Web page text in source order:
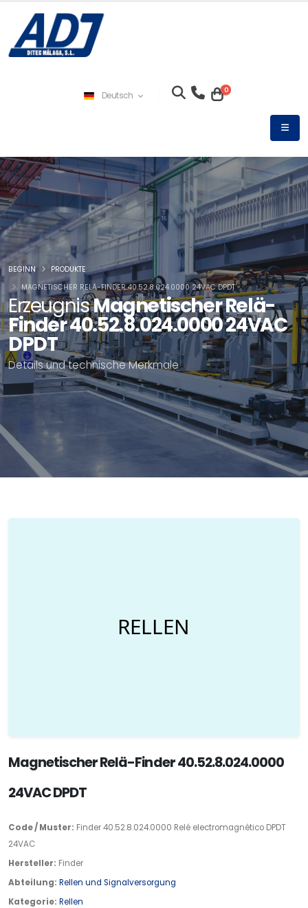
Deutsch 0
ErzeugnisMagnetischer Relä-
Finder 40.52.8.024.0000 24VAC
DPDT
Details und technische Merkmale
BEGINN
PRODUKTE
MAGNETISCHER RELÄ-FINDER 40.52.8.024.0000 24VAC DPDT
Magnetischer Relä-Finder 40.52.8.024.0000
24VAC DPDT
Code / Muster: Finder 40.52.8.024.0000 Relé electromagnético DPDT
24VAC
Hersteller: Finder
Abteilung: Rellen und Signalversorgung
Kategorie: Rellen